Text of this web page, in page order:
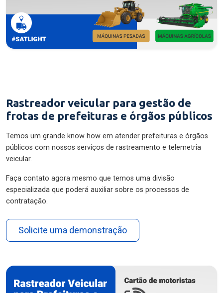
Rastreador veicular para gestão de
frotas de prefeituras e órgãos públicos
Temos um grande know how em atender prefeituras e órgãos
públicos com nossos serviços de rastreamento e telemetria
veicular.
Faça contato agora mesmo que temos uma divisão
especializada que poderá auxiliar sobre os processos de
contratação.
Solicite uma demonstração